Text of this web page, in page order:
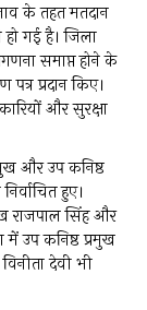
के तहत मतदान
गई है। जिला
समाप्त होने के
प्रदान किए।
और सुरक्षा
और उप कनिष्ठ
हुए।
राजपाल सिंह और
में उप कनिष्ठ प्रमुख
देवी भी